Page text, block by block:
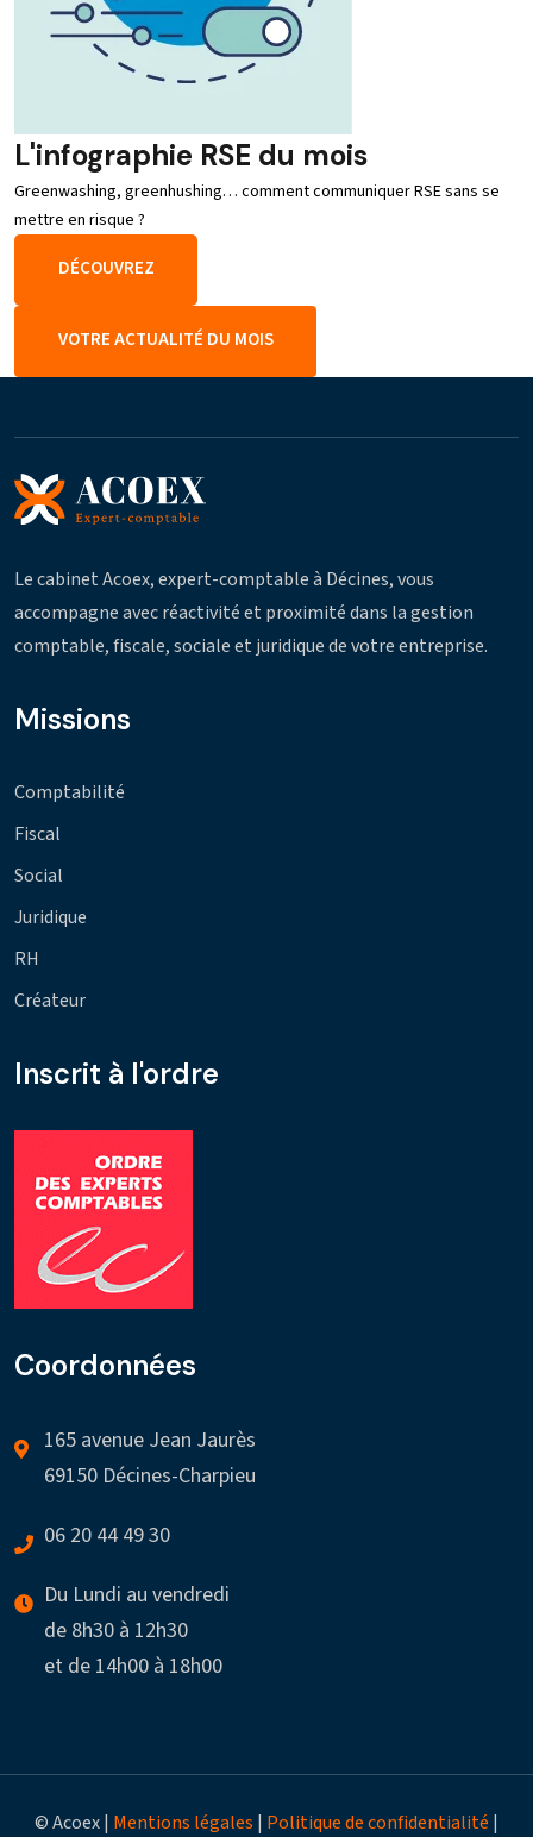
L'infographie RSE du mois
Greenwashing, greenhushing… comment communiquer RSE sans se
mettre en risque ?
DÉCOUVREZ
VOTRE ACTUALITÉ DU MOIS
Le cabinet Acoex, expert-comptable à Décines, vous
accompagne avec réactivité et proximité dans la gestion
comptable, fiscale, sociale et juridique de votre entreprise.
Missions
Comptabilité
Fiscal
Social
Juridique
RH
Créateur
Inscrit à l'ordre
Coordonnées
165 avenue Jean Jaurès
69150 Décines-Charpieu
06 20 44 49 30
Du Lundi au vendredi
de 8h30 à 12h30
et de 14h00 à 18h00
© Acoex | Mentions légales | Politique de confidentialité |